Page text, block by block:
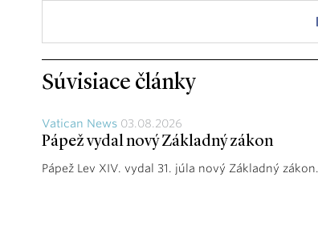
Súvisiace články
Vatican News 03.08.2026
Pápež vydal nový Základný zákon
Pápež Lev XIV. vydal 31. júla nový Základný zákon.